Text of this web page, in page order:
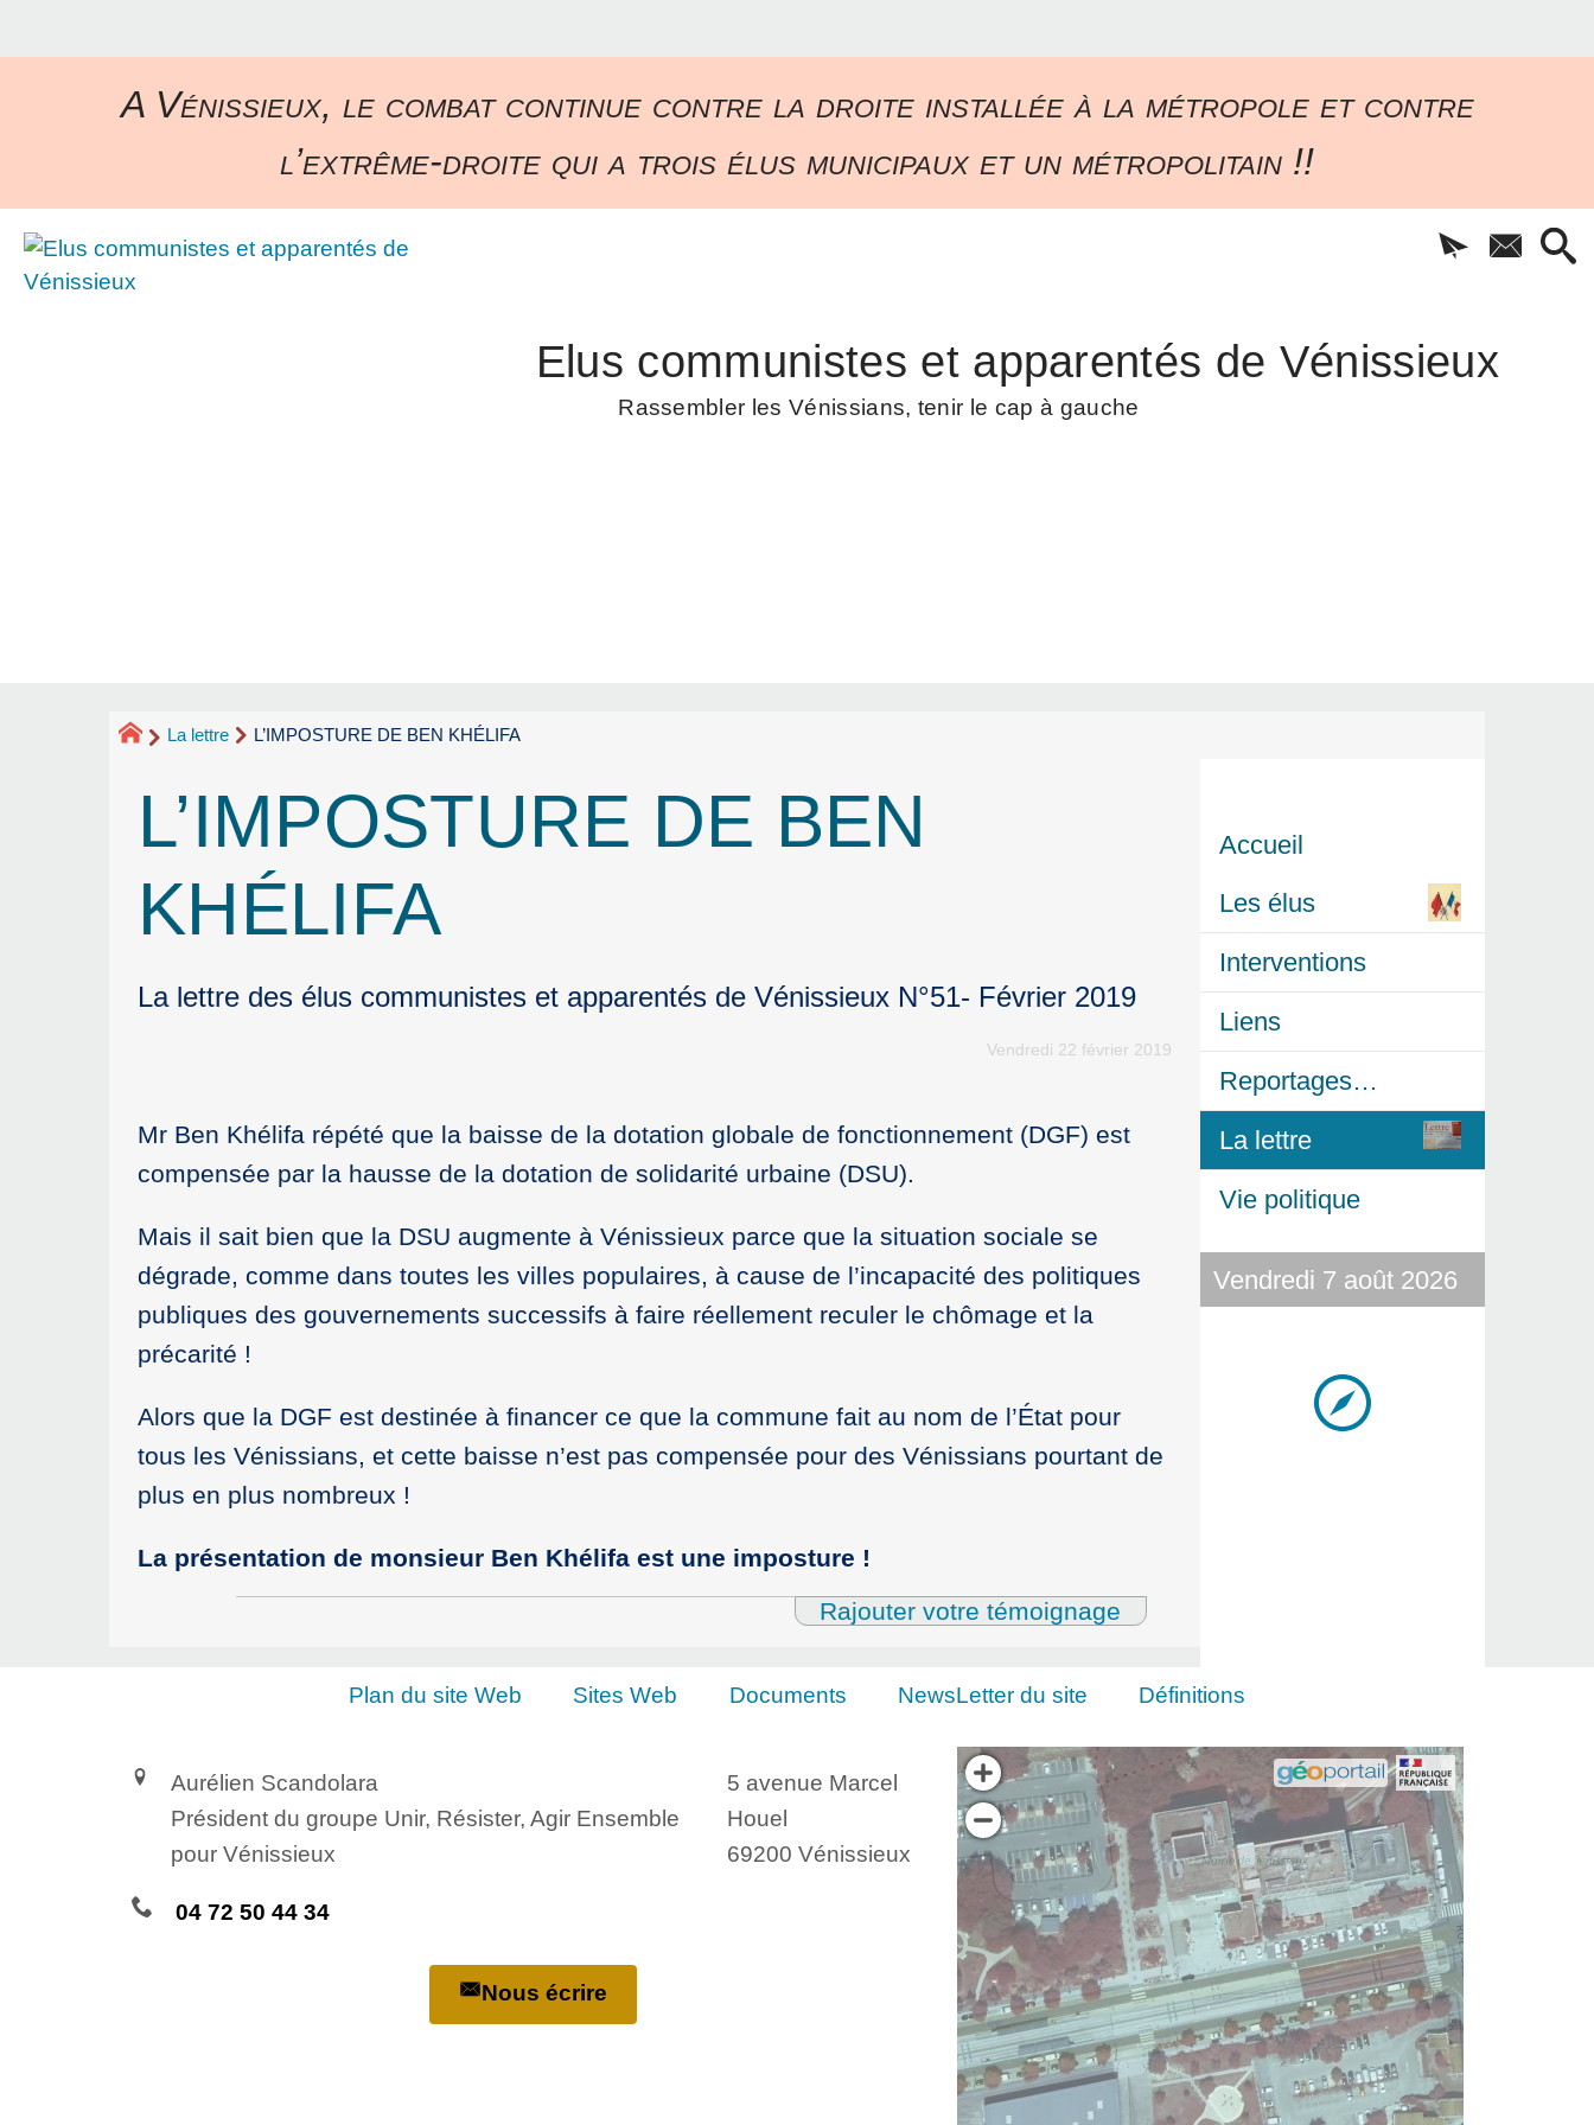
A Vénissieux, le combat continue contre la droite installée à la métropole et contre
l’extrême-droite qui a trois élus municipaux et un métropolitain !!
Elus communistes et apparentés de Vénissieux
Rassembler les Vénissians, tenir le cap à gauche
La lettre L’IMPOSTURE DE BEN KHÉLIFA
L’IMPOSTURE DE BEN
KHÉLIFA
La lettre des élus communistes et apparentés de Vénissieux N°51- Février 2019
Vendredi 22 février 2019
Mr Ben Khélifa répété que la baisse de la dotation globale de fonctionnement (DGF) est
compensée par la hausse de la dotation de solidarité urbaine (DSU).
Mais il sait bien que la DSU augmente à Vénissieux parce que la situation sociale se
dégrade, comme dans toutes les villes populaires, à cause de l’incapacité des politiques
publiques des gouvernements successifs à faire réellement reculer le chômage et la
précarité !
Alors que la DGF est destinée à financer ce que la commune fait au nom de l’État pour
tous les Vénissians, et cette baisse n’est pas compensée pour des Vénissians pourtant de
plus en plus nombreux !
La présentation de monsieur Ben Khélifa est une imposture !
Rajouter votre témoignage
Accueil
Les élus
Interventions
Liens
Reportages…
La lettre
Vie politique
Vendredi 7 août 2026
Plan du site Web Sites Web Documents NewsLetter du site Définitions
Aurélien Scandolara
Président du groupe Unir, Résister, Agir Ensemble
pour Vénissieux
5 avenue Marcel
Houel
69200 Vénissieux
04 72 50 44 34
Nous écrire